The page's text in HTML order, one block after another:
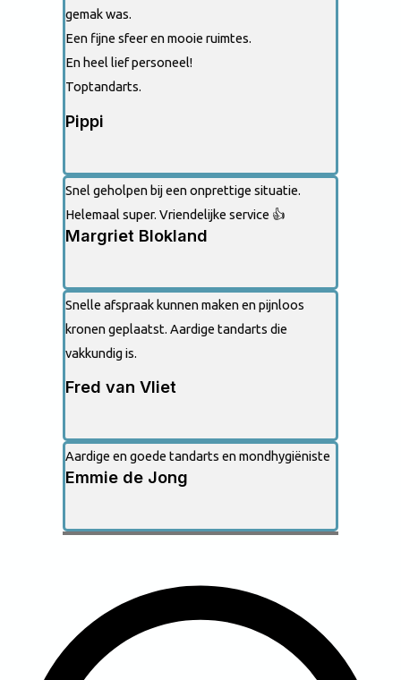
gemak was.
Een fijne sfeer en mooie ruimtes.
En heel lief personeel!
Toptandarts.
Pippi
Snel geholpen bij een onprettige situatie.
Helemaal super. Vriendelijke service 👍
Margriet Blokland
Snelle afspraak kunnen maken en pijnloos
kronen geplaatst. Aardige tandarts die
vakkundig is.
Fred van Vliet
Aardige en goede tandarts en mondhygiëniste
Emmie de Jong